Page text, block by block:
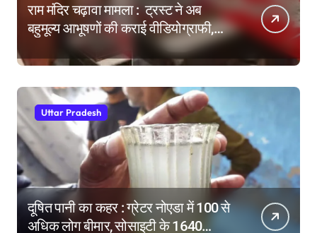
राम मंदिर चढ़ावा मामला : ट्रस्ट ने अब
बहुमूल्य आभूषणों की कराई वीडियोग्राफी,
वेबसाइट पर दिखाने की तैयारी
Uttar Pradesh
दूषित पानी का कहर : ग्रेटर नोएडा में 100 से
अधिक लोग बीमार, सोसाइटी के 1640